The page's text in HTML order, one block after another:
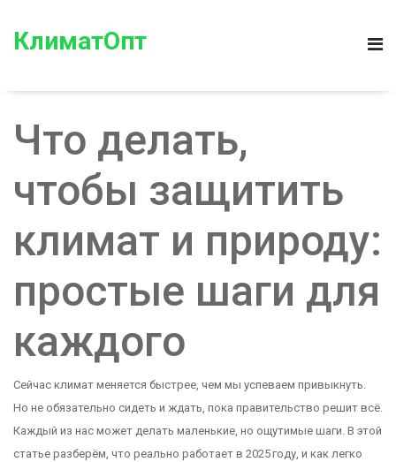
КлиматОпт
Что делать,
чтобы защитить
климат и природу:
простые шаги для
каждого
Сейчас климат меняется быстрее, чем мы успеваем привыкнуть.
Но не обязательно сидеть и ждать, пока правительство решит всё.
Каждый из нас может делать маленькие, но ощутимые шаги. В этой
статье разберём, что реально работает в 2025 году, и как легко